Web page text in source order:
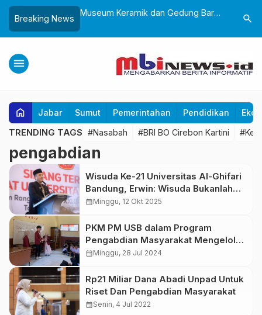
Breaking News
25 dengan Aksi
dan Alun-Alun
Museum Keramik dan Gedung Baru
Ponpes Al-Fath Perkuat Pelestarian
Budaya Nusantara
Lantik
Adaptif
search
menu
home Jabar Sumut Pemerintahan Pendidikan
TRENDING TAGS #Nasabah #BRI BO Cirebon Kartini
pengabdian
Wisuda Ke-21 Universitas Al-Ghifari
Bandung, Erwin: Wisuda Bukanlah
Akhir dari Perjalanan, Melainkan
calendar_monthMinggu, 12 Okt 2025
PKM PM USB dalam Program
Pengabdian Masyarakat Mengelola
Limbah Plasti
calendar_monthMinggu, 28 Jul 2024
Rp21 Miliar Dana Abadi Unpad Untuk
Riset Dan Pengabdian Masyarakat
calendar_monthSenin, 4 Jul 2022